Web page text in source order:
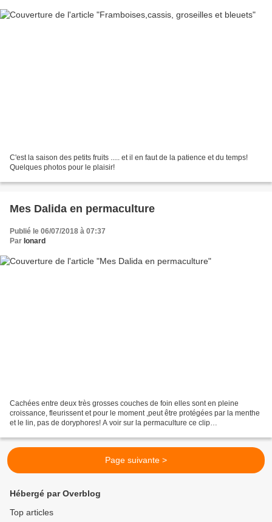
C'est la saison des petits fruits ..... et il en faut de la patience et du temps!
Quelques photos pour le plaisir!
Mes Dalida en permaculture
Publié le 06/07/2018 à 07:37
Par Ionard
Cachées entre deux très grosses couches de foin elles sont en pleine
croissance, fleurissent et pour le moment ,peut être protégées par la menthe
et le lin, pas de doryphores! A voir sur la permaculture ce clip
Page suivante >
Hébergé par Overblog
Top articles